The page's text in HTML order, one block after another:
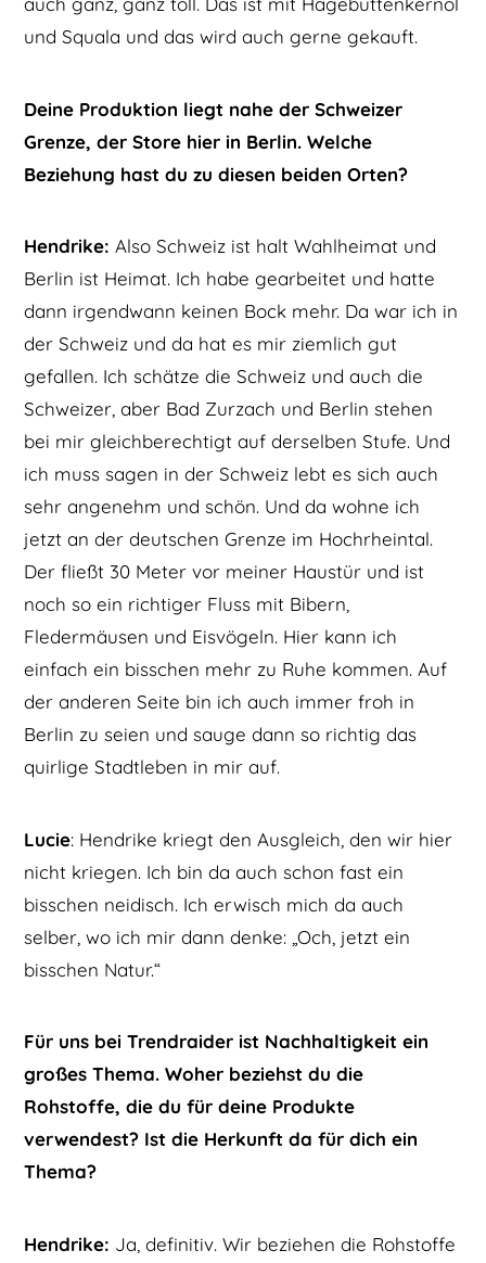
und Squala und das wird auch gerne gekauft.
Deine Produktion liegt nahe der Schweizer
Grenze, der Store hier in Berlin. Welche
Beziehung hast du zu diesen beiden Orten?
Hendrike:Also Schweiz ist halt Wahlheimat und
Berlin ist Heimat. Ich habe gearbeitet und hatte
dann irgendwann keinen Bock mehr. Da war ich in
der Schweiz und da hat es mir ziemlich gut
gefallen. Ich schätze die Schweiz und auch die
Schweizer, aber Bad Zurzach und Berlin stehen
bei mir gleichberechtigt auf derselben Stufe. Und
ich muss sagen in der Schweiz lebt es sich auch
sehr angenehm und schön. Und da wohne ich
jetzt an der deutschen Grenze im Hochrheintal.
Der fließt 30 Meter vor meiner Haustür und ist
noch so ein richtiger Fluss mit Bibern,
Fledermäusen und Eisvögeln. Hier kann ich
einfach ein bisschen mehr zu Ruhe kommen. Auf
der anderen Seite bin ich auch immer froh in
Berlin zu seien und sauge dann so richtig das
quirlige Stadtleben in mir auf.
Lucie: Hendrike kriegt den Ausgleich, den wir hier
nicht kriegen. Ich bin da auch schon fast ein
bisschen neidisch. Ich erwisch mich da auch
selber, wo ich mir dann denke: „Och, jetzt ein
bisschen Natur.“
Für uns bei Trendraider ist Nachhaltigkeit ein
großes Thema. Woher beziehst du die
Rohstoffe, die du für deine Produkte
verwendest? Ist die Herkunft da für dich ein
Thema?
Hendrike: Ja, definitiv. Wir beziehen die Rohstoffe